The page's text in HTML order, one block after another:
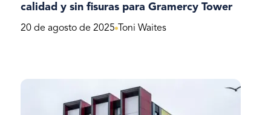
calidad y sin fisuras para Gramercy Tower
20 de agosto de 2025 Toni Waites